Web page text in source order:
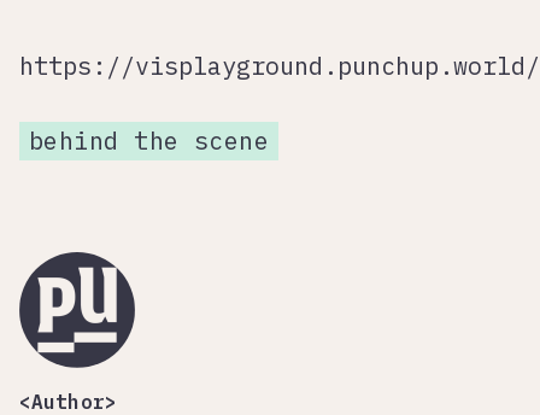
https://
behind the scene
<Author>